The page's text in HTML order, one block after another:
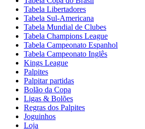
Tabela Libertadores
Tabela Sul-Americana
Tabela Mundial de Clubes
Tabela Champions League
Tabela Campeonato Espanhol
Tabela Campeonato Inglês
Kings League
Palpites
Palpitar partidas
Bolão da Copa
Ligas & Bolões
Regras dos Palpites
Joguinhos
Loja